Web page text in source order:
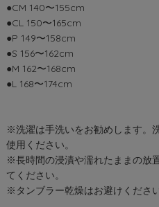
●CM 140〜155cm
●CL 150〜165cm
●P 149〜158cm
●S 156〜162cm
●M 162〜168cm
●L 168〜174cm
※洗濯は手洗いをお勧めします。
使用ください。
※長時間の浸漬や濡れたままの放
てください。
※タンブラー乾燥はお避けください